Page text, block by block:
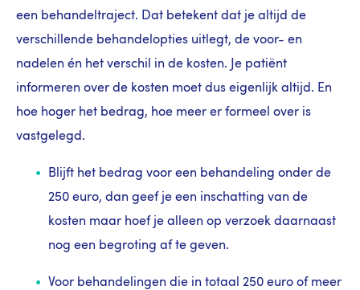
een behandeltraject. Dat betekent dat je altijd de
verschillende behandelopties uitlegt, de voor- en
nadelen én het verschil in de kosten. Je patiënt
informeren over de kosten moet dus eigenlijk altijd. En
hoe hoger het bedrag, hoe meer er formeel over is
vastgelegd.
Blijft het bedrag voor een behandeling onder de
250 euro, dan geef je een inschatting van de
kosten maar hoef je alleen op verzoek daarnaast
nog een begroting af te geven.
Voor behandelingen die in totaal 250 euro of meer